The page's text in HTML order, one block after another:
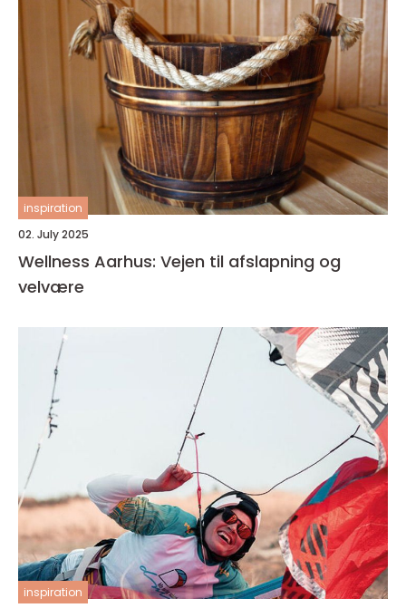
inspiration
02. July 2025
Wellness Aarhus: Vejen til afslapning og
velvære
inspiration